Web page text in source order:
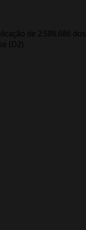
de 2.586.686
(D2).